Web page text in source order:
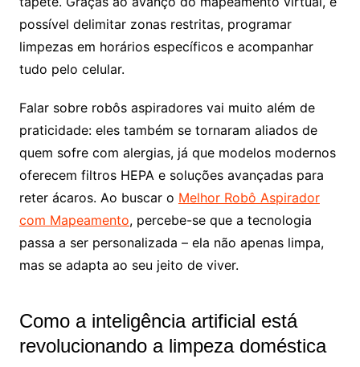
possível delimitar zonas restritas, programar
limpezas em horários específicos e acompanhar
tudo pelo celular.
Falar sobre robôs aspiradores vai muito além de
praticidade: eles também se tornaram aliados de
quem sofre com alergias, já que modelos modernos
oferecem filtros HEPA e soluções avançadas para
reter ácaros. Ao buscar o Melhor Robô Aspirador
com Mapeamento, percebe-se que a tecnologia
passa a ser personalizada – ela não apenas limpa,
mas se adapta ao seu jeito de viver.
Como a inteligência artificial está
revolucionando a limpeza doméstica